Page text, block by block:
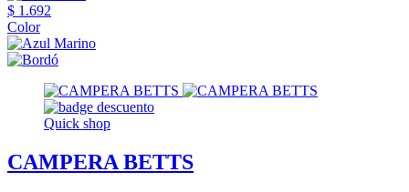
$ 1.692
Color
Quick shop
CAMPERA BETTS